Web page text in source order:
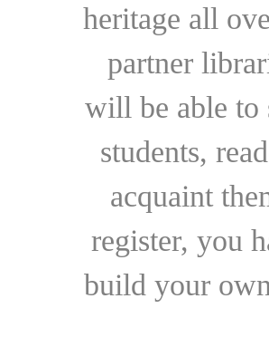
heritage all
partner
will be able to
students,
acquaint
register, you
build your